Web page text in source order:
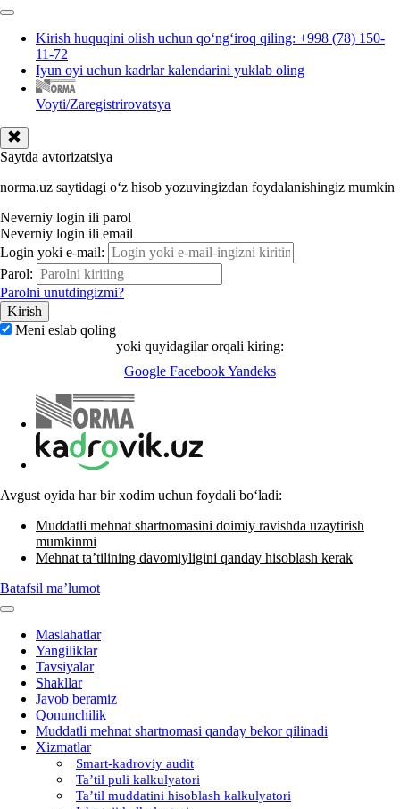
Kirish huquqini olish uchun qoʻngʻiroq qiling: +998 (78) 150-
11-72
Iyun oyi uchun kadrlar kalendarini yuklab oling
Voyti/Zaregistrirovatsya
Saytda avtorizatsiya
norma.uz saytidagi oʻz hisob yozuvingizdan foydalanishingiz mumkin
Neverniy login ili parol
Neverniy login ili email
Login yoki e-mail:
Parol:
Parolni unutdingizmi?
Meni eslab qoling
yoki quyidagilar orqali kiring:
Google FacebookYandeks
Avgust oyida har bir хodim uchun foydali boʻladi:
Muddatli mehnat shartnomasini doimiy ravishda uzaytirish
mumkinmi
Mehnat ta’tilining davomiyligini qanday hisoblash kerak
Batafsil ma’lumot
Maslahatlar
Yangiliklar
Tavsiyalar
Shakllar
Javob beramiz
Qonunchilik
Muddatli mehnat shartnomasi qanday bekor qilinadi
Xizmatlar
Smart-kadroviy audit
Ta’til puli kalkulyatori
Ta’til muddatini hisoblash kalkulyatori